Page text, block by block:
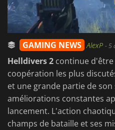
GAMING NEWS AlexP -5
Helldivers 2 continue
coopération les plus
et une grande partie de son
améliorations constantes
lancement. L'action
champs de bataille et ses